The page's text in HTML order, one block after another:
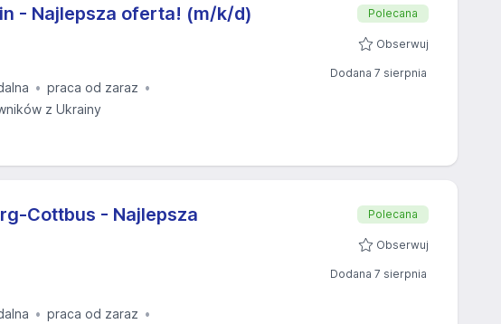
- Najlepsza oferta! (m/k/d)
praca od zaraz
z Ukrainy
Polecana
Obserwuj
Dodana 7 sierpnia
Cottbus - Najlepsza
praca od zaraz
Polecana
Obserwuj
Dodana 7 sierpnia